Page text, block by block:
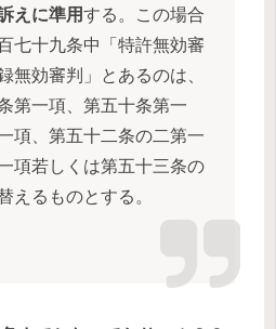
えに準用する。この場合
七十九条中「特許無効審
無効審判」とあるのは、
第一項、第五十条第一
項、第五十二条の二第一
項若しくは第五十三条の
えるものとする。